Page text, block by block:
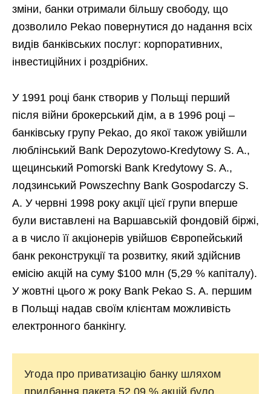
зміни, банки отримали більшу свободу, що
дозволило Pekao повернутися до надання всіх
видів банківських послуг: корпоративних,
інвестиційних і роздрібних.
У 1991 році банк створив у Польщі перший
після війни брокерський дім, а в 1996 році –
банківську групу Pekao, до якої також увійшли
люблінський Bank Depozytowo-Kredytowy S. A.,
щецинський Pomorski Bank Kredytowy S. A.,
лодзинський Powszechny Bank Gospodarczy S.
A. У червні 1998 року акції цієї групи вперше
були виставлені на Варшавській фондовій біржі,
а в число її акціонерів увійшов Європейський
банк реконструкції та розвитку, який здійснив
емісію акцій на суму $100 млн (5,29 % капіталу).
У жовтні цього ж року Bank Pekao S. A. першим
в Польщі надав своїм клієнтам можливість
електронного банкінгу.
Угода про приватизацію банку шляхом
придбання пакета 52,09 % акцій було